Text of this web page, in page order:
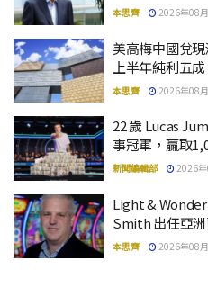
本思齊 2026年08
美高梅中國兌
上半年純利五成
本思齊 2026年08
22 歲 Lucas
事冠軍，贏取
新聞編輯部 2026
Light &
Smith 出任亞
本思齊 2026年08